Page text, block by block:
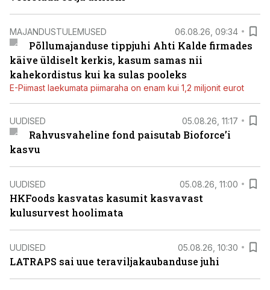
MAJANDUSTULEMUSED 06.08.26, 09:34
Põllumajanduse tippjuhi Ahti Kalde firmades
käive üldiselt kerkis, kasum samas nii
kahekordistus kui ka sulas pooleks
E-Piimast laekumata piimaraha on enam kui 1,2 miljonit eurot
UUDISED 05.08.26, 11:17
Rahvusvaheline fond paisutab Bioforce’i
kasvu
UUDISED 05.08.26, 11:00
HKFoods kasvatas kasumit kasvavast
kulusurvest hoolimata
UUDISED 05.08.26, 10:30
LATRAPS sai uue teraviljakaubanduse juhi